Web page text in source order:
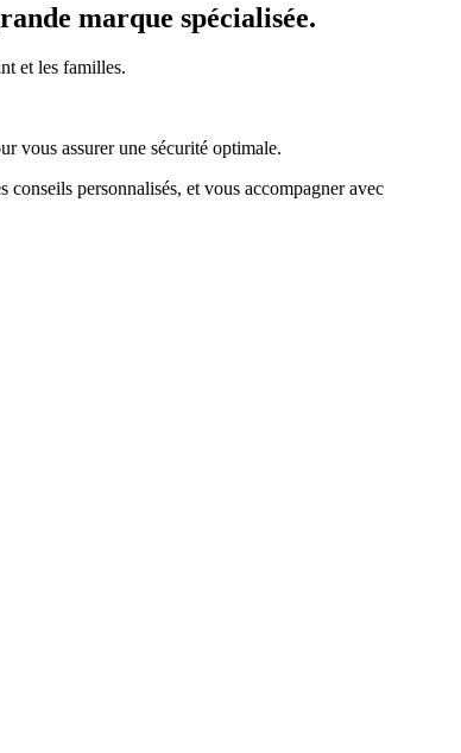
marque spécialisée.
et les familles.
vous assurer une sécurité optimale.
conseils personnalisés, et vous accompagner avec